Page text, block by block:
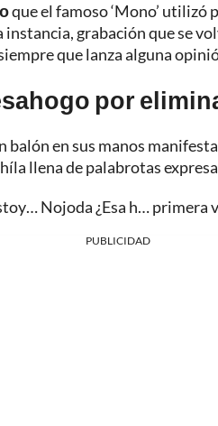
que el famoso ‘Mono’
grabación que se
que lanza alguna
por
balón en sus manos
llena de palabrotas
Nojoda ¿Esa h… primera
PUBLICIDAD